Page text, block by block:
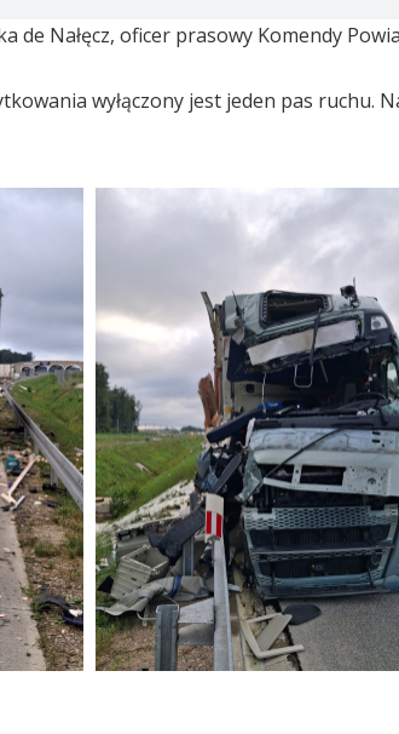
de Nałęcz, oficer prasowy Komendy
wyłączony jest jeden pas ruchu.